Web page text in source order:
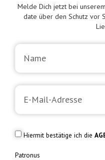
Melde Dich jetzt bei
date über den Schutz vor
Hiermit bestätige ich die
Patronus